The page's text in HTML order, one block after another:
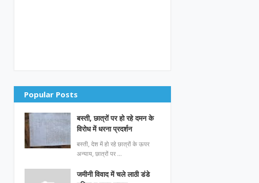
Popular Posts
बस्ती, छात्रों पर हो रहे दमन के
विरोध में धरना प्रदर्शन
बस्ती, देश में हो रहे छात्रों के ऊपर
अन्याय, छात्रों पर …
जमीनी विवाद में चले लाठी डंडे